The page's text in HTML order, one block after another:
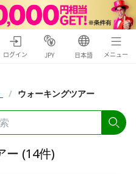
ログイン JPY 日本語 メニュー
/ ウォーキングツアー
ー (14件)